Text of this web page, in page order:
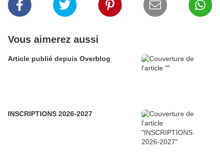
Vous aimerez aussi
Article publié depuis Overblog
INSCRIPTIONS 2026-2027